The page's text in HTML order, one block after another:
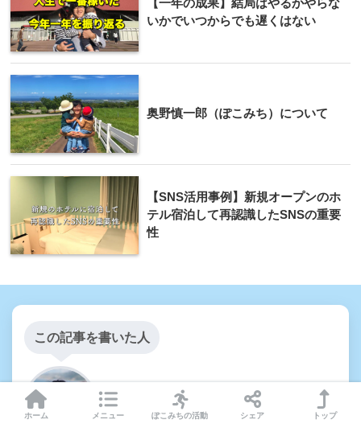
いかでいつからでも遅くはない
奥野慎一郎（ぽこみち）について
【SNS活用事例】新規オープンのホ
テル宿泊して再認識したSNSの重要
性
この記事を書いた人
ぽこみち
編集長
ホーム メニュー ぽこみちの活動 シェア トップ